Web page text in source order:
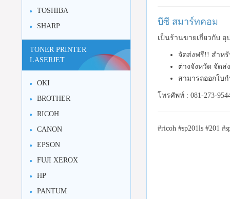
บีซี สมาร์ทคอม
เป็นร้านขายเกี่ยวกับ
จัดส่งฟรี!! สำห
ต่างจังหวัด จัดส่
สามารถออกใบ
โทรศัพท์ : 081-273-
#ricoh #sp201ls #201
TOSHIBA
SHARP
TONER PRINTER
LASERJET
OKI
BROTHER
RICOH
CANON
EPSON
FUJI XEROX
HP
PANTUM